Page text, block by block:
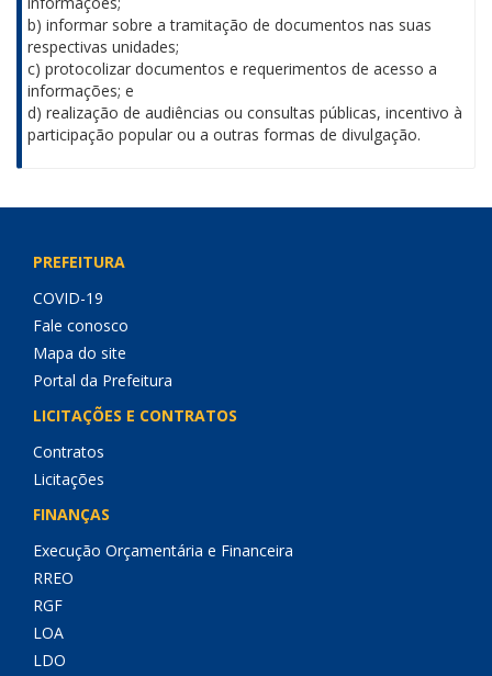
b) informar sobre a tramitação de documentos nas suas
respectivas unidades;
c) protocolizar documentos e requerimentos de acesso a
informações; e
d) realização de audiências ou consultas públicas, incentivo à
participação popular ou a outras formas de divulgação.
PREFEITURA
COVID-19
Fale conosco
Mapa do site
Portal da Prefeitura
LICITAÇÕES E CONTRATOS
Contratos
Licitações
FINANÇAS
Execução Orçamentária e Financeira
RREO
RGF
LOA
LDO